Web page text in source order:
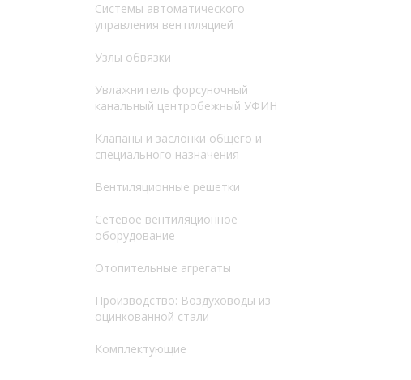
Системы автоматического
управления вентиляцией
Узлы обвязки
Увлажнитель форсуночный
канальный центробежный УФИН
Клапаны и заслонки общего и
специального назначения
Вентиляционные решетки
Сетевое вентиляционное
оборудование
Отопительные агрегаты
Производство: Воздуховоды из
оцинкованной стали
Комплектующие